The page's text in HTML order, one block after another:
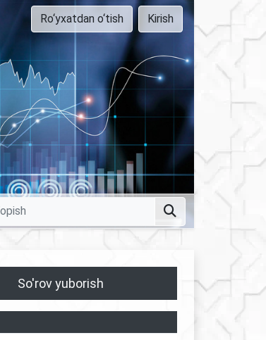
Ro‘yxatdan o‘tish Kirish
So'rov yuborish